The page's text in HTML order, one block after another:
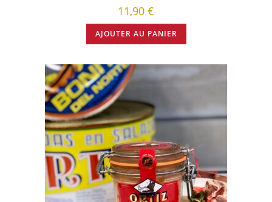
11,90 €
AJOUTER AU PANIER